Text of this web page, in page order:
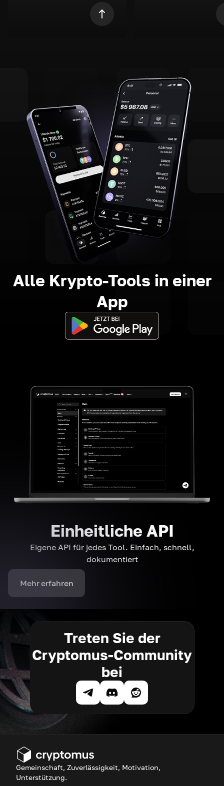
Alle Krypto-Tools in einer
App
Einheitliche API
Eigene API für jedes Tool. Einfach, schnell,
dokumentiert
Mehr erfahren
Treten Sie der
Cryptomus-Community
bei
Gemeinschaft, Zuverlässigkeit, Motivation,
Unterstützung.